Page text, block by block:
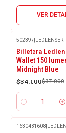
VER
-8%
OFF
502397|LEDLENSER
Billetera
Wallet 150
Midnight Blue
$34.000$37.000
Cantidad
1630481608|